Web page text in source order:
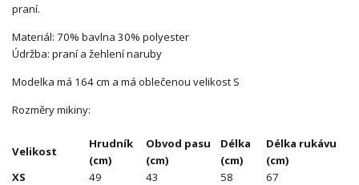
praní.
Materiál: 70% bavlna 30% polyester
Údržba: praní a žehlení naruby
Modelka má 164 cm a má oblečenou velikost S
Rozměry mikiny:
Velikost
Hrudník
(cm)
Obvod pasu
(cm)
Délka
(cm)
Délka rukávu
(cm)
XS
49 43 58
67